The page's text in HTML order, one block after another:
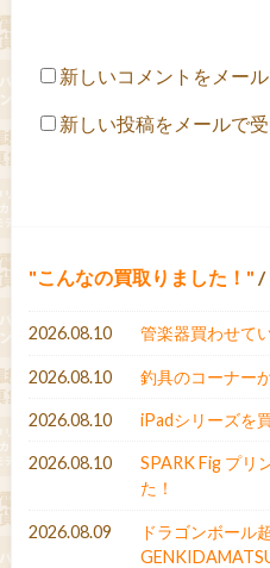
新しいコメントをメー
新しい投稿をメールで
こんなの買取りました！ /
2026.08.10 管楽器買わせて
2026.08.10 釣具のコーナー
2026.08.10 iPadシリーズを
2026.08.10
SPARK Fig プリ
た！
2026.08.09
ドラゴンボール